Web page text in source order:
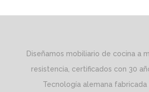
Diseñamos mobiliario de cocina a
resistencia, certificados con 30
Tecnología alemana fabricada